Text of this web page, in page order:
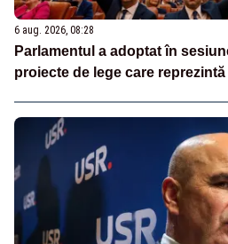
6 aug. 2026, 08:28
Parlamentul a adoptat în
proiecte de lege care